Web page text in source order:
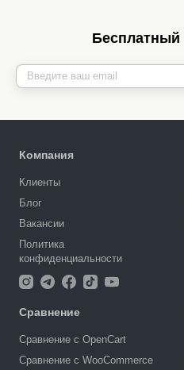
Бесплатный
Компания
Клиенты
Блог
Вакансии
Политика
конфиденциальности
Сравнение
Сравнение с OpenCart
Сравнение с WooCommerce